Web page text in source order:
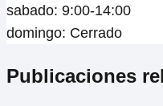
sabado: 9:00-14:00
domingo: Cerrado
Publicaciones